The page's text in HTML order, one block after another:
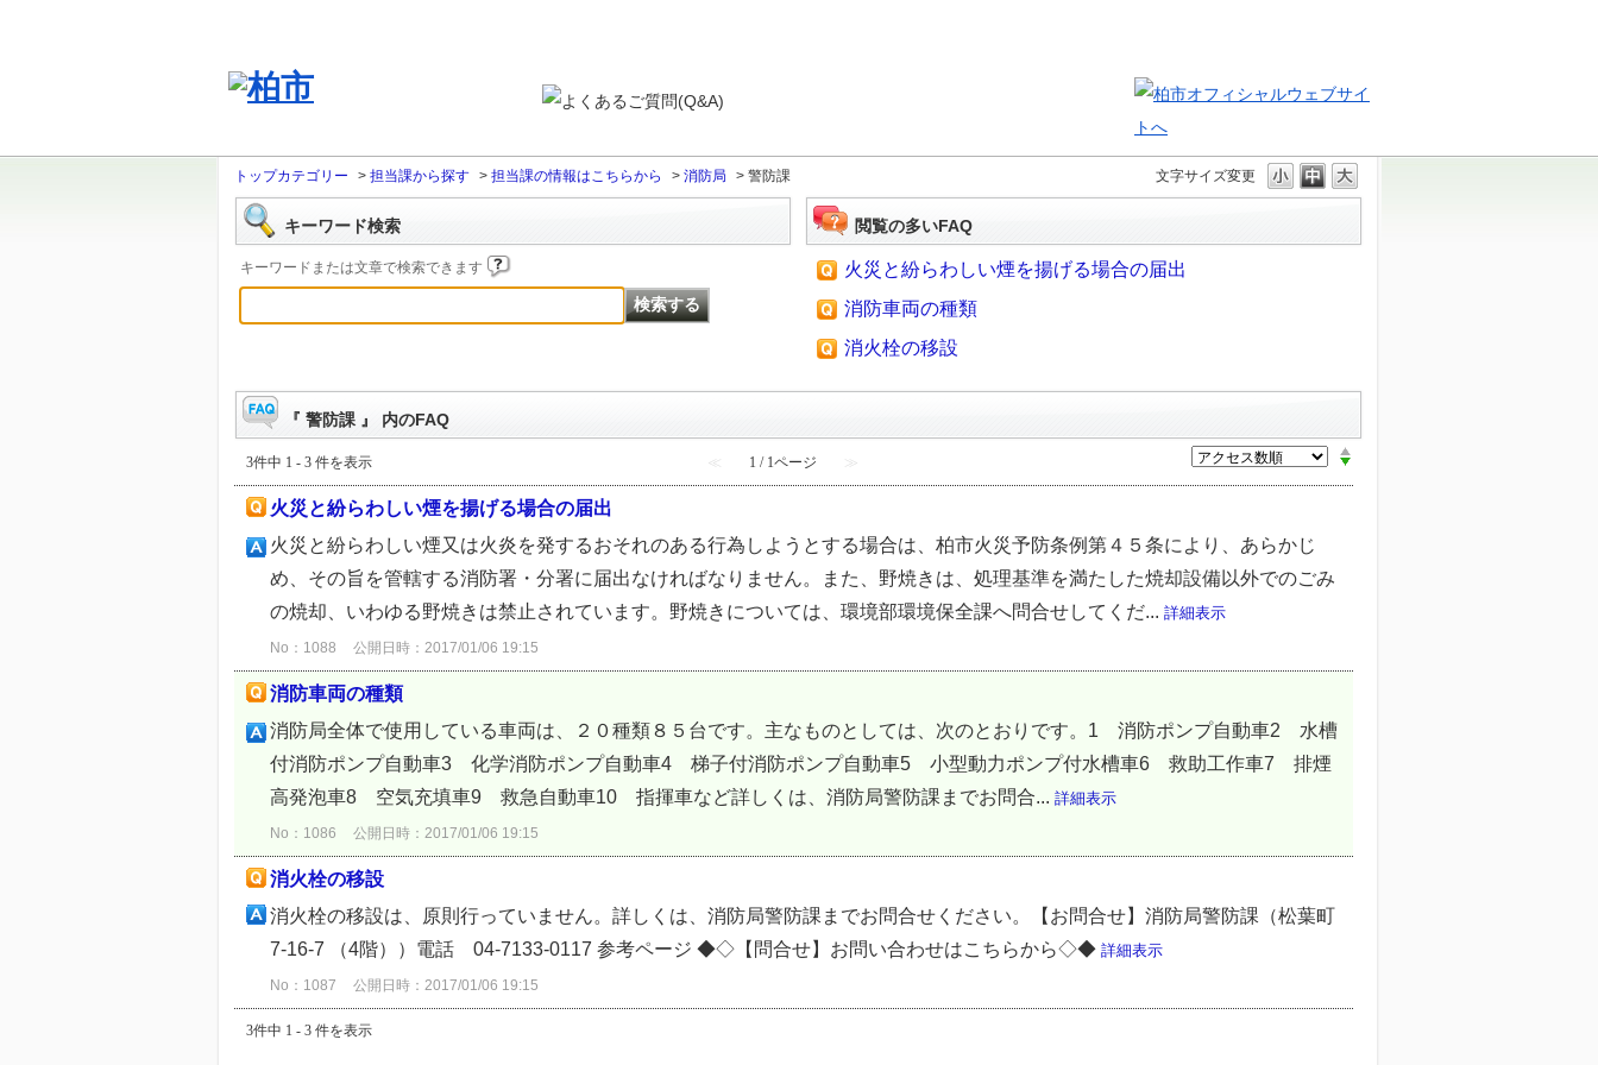
文字サイズ変更
トップカテゴリー > 担当課から探す > 担当課の情報はこちらから > 消防局 > 警防課
キーワード検索
キーワードまたは文章で検索できます
閲覧の多いFAQ
火災と紛らわしい煙を揚げる場合の届出
消防車両の種類
消火栓の移設
『 警防課 』 内のFAQ
3件中 1 - 3 件を表示 ≪ 1 / 1ページ ≫
火災と紛らわしい煙を揚げる場合の届出
火災と紛らわしい煙又は火炎を発するおそれのある行為しようとする場合は、柏市火災予防条例第４５条により、あらかじ
め、その旨を管轄する消防署・分署に届出なければなりません。また、野焼きは、処理基準を満たした焼却設備以外でのごみ
の焼却、いわゆる野焼きは禁止されています。野焼きについては、環境部環境保全課へ問合せしてくだ... 詳細表示
No：1088 公開日時：2017/01/06 19:15
消防車両の種類
消防局全体で使用している車両は、２０種類８５台です。主なものとしては、次のとおりです。1 消防ポンプ自動車2 水槽
付消防ポンプ自動車3 化学消防ポンプ自動車4 梯子付消防ポンプ自動車5 小型動力ポンプ付水槽車6 救助工作車7 排煙
高発泡車8 空気充填車9 救急自動車10 指揮車など詳しくは、消防局警防課までお問合... 詳細表示
No：1086 公開日時：2017/01/06 19:15
消火栓の移設
消火栓の移設は、原則行っていません。詳しくは、消防局警防課までお問合せください。【お問合せ】消防局警防課（松葉町
7-16-7 （4階））電話 04-7133-0117 参考ページ ◆◇【問合せ】お問い合わせはこちらから◇◆ 詳細表示
No：1087 公開日時：2017/01/06 19:15
3件中 1 - 3 件を表示